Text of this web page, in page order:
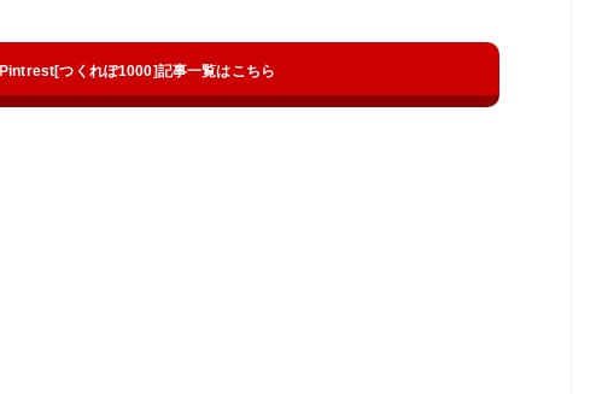
Pintrest[つくれぽ1000]記事一覧はこちら